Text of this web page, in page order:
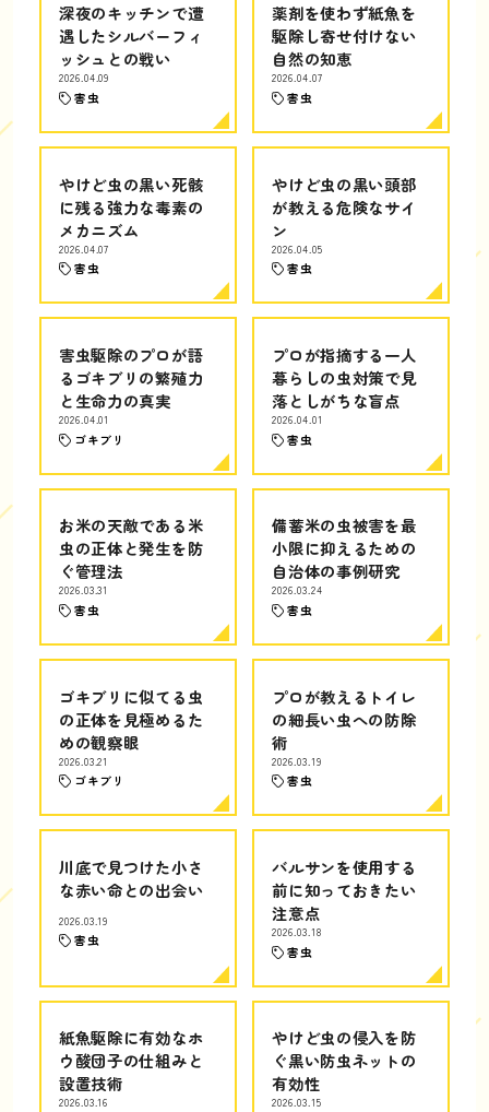
深夜のキッチンで遭
遇したシルバーフィ
ッシュとの戦い
2026.04.09
害虫
薬剤を使わず紙魚を
駆除し寄せ付けない
自然の知恵
2026.04.07
害虫
やけど虫の黒い死骸
に残る強力な毒素の
メカニズム
2026.04.07
害虫
やけど虫の黒い頭部
が教える危険なサイ
ン
2026.04.05
害虫
害虫駆除のプロが語
るゴキブリの繁殖力
と生命力の真実
2026.04.01
ゴキブリ
プロが指摘する一人
暮らしの虫対策で見
落としがちな盲点
2026.04.01
害虫
お米の天敵である米
虫の正体と発生を防
ぐ管理法
2026.03.31
害虫
備蓄米の虫被害を最
小限に抑えるための
自治体の事例研究
2026.03.24
害虫
ゴキブリに似てる虫
の正体を見極めるた
めの観察眼
2026.03.21
ゴキブリ
プロが教えるトイレ
の細長い虫への防除
術
2026.03.19
害虫
川底で見つけた小さ
な赤い命との出会い
2026.03.19
害虫
バルサンを使用する
前に知っておきたい
注意点
2026.03.18
害虫
紙魚駆除に有効なホ
ウ酸団子の仕組みと
設置技術
2026.03.16
やけど虫の侵入を防
ぐ黒い防虫ネットの
有効性
2026.03.15